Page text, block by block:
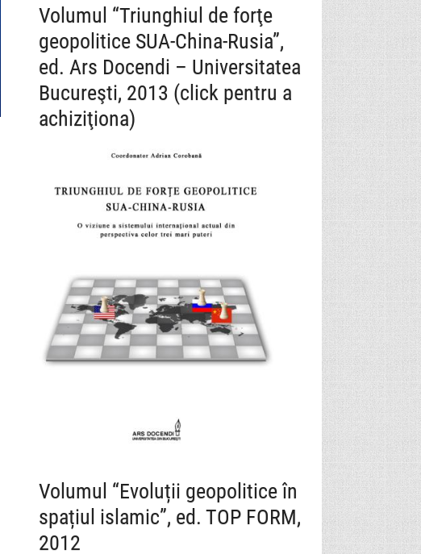
Volumul “Triunghiul de forţe
geopolitice SUA-China-Rusia”,
ed. Ars Docendi – Universitatea
Bucureşti, 2013 (click pentru a
achiziţiona)
Volumul “Evoluții geopolitice în
spațiul islamic”, ed. TOP FORM,
2012